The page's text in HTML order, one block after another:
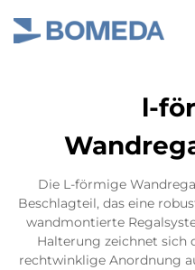
l-
Die L-förmige
Beschlagteil, das eine
wandmontierte
Halterung zeichnet sich
rechtwinklige Anordnung